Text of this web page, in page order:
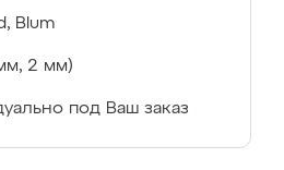
Blum
2 мм)
под Ваш заказ